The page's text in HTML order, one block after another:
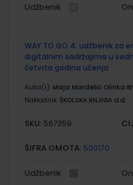
Udžbenik
WAY TO GO 4; udžbenik za
digitalnim sadržajima u
četvrta godina učenja
Autor(i): Maja Mardešić Olinka
Nakladnik: ŠKOLSKA KNJIGA d.d.
SKU: 567359
ŠIFRA OMOTA: 500170
Udžbenik